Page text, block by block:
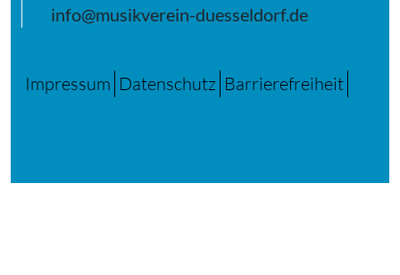
info@musikverein-duesseldorf.de
Impressum Datenschutz Barrierefreiheit